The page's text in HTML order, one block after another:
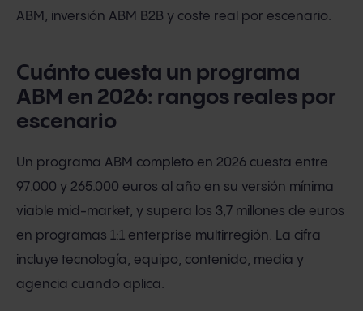
ABM, inversión ABM B2B y coste real por escenario.
Cuánto cuesta un programa
ABM en 2026: rangos reales por
escenario
Un programa ABM completo en 2026 cuesta entre
97.000 y 265.000 euros al año en su versión mínima
viable mid-market, y supera los 3,7 millones de euros
en programas 1:1 enterprise multirregión. La cifra
incluye tecnología, equipo, contenido, media y
agencia cuando aplica.